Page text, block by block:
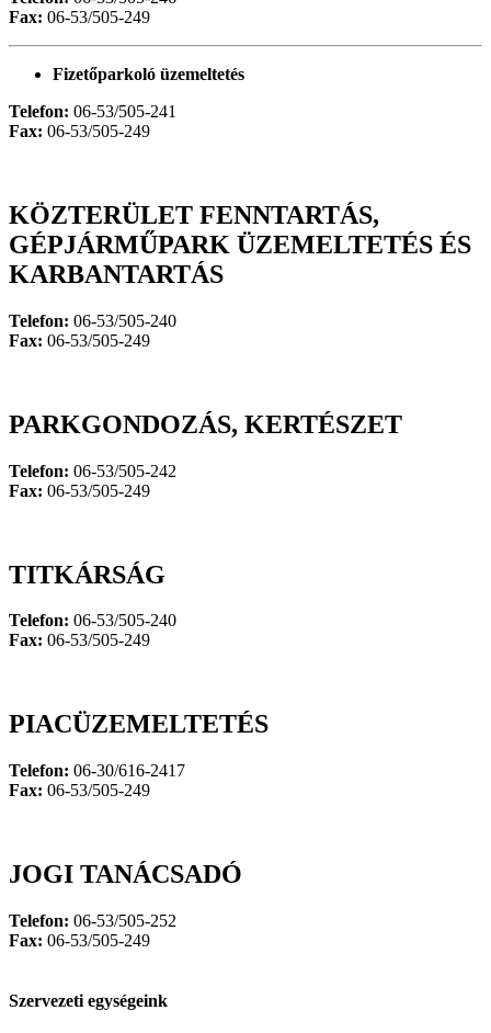
Fax: 06-53/505-249
Fizetőparkoló üzemeltetés
Telefon: 06-53/505-241
Fax: 06-53/505-249
KÖZTERÜLET FENNTARTÁS,
GÉPJÁRMŰPARK ÜZEMELTETÉS ÉS
KARBANTARTÁS
Telefon: 06-53/505-240
Fax: 06-53/505-249
PARKGONDOZÁS, KERTÉSZET
Telefon: 06-53/505-242
Fax: 06-53/505-249
TITKÁRSÁG
Telefon: 06-53/505-240
Fax: 06-53/505-249
PIACÜZEMELTETÉS
Telefon: 06-30/616-2417
Fax: 06-53/505-249
JOGI TANÁCSADÓ
Telefon: 06-53/505-252
Fax: 06-53/505-249
Szervezeti egységeink